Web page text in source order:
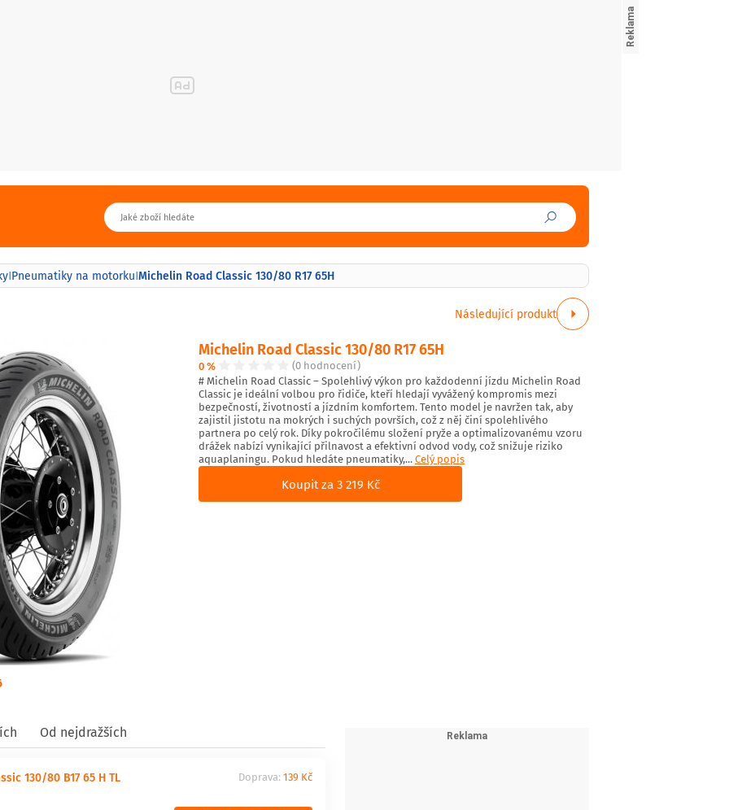
|Pneumatiky na motorku|Michelin Road Classic 130/80 R17 65H
Následující produkt
Michelin Road Classic 130/80 R17 65H
0 %
(0 hodnocení)
# Michelin Road Classic – Spolehlivý výkon pro každodenní jízdu Michelin Road
Classic je ideální volbou pro řidiče, kteří hledají vyvážený kompromis mezi
bezpečností, životností a jízdním komfortem. Tento model je navržen tak, aby
zajistil jistotu na mokrých i suchých površích, což z něj činí spolehlivého
partnera po celý rok. Díky pokročilému složení pryže a optimalizovanému vzoru
drážek nabízí vynikající přilnavost a efektivní odvod vody, což snižuje riziko
aquaplaningu. Pokud hledáte pneumatiky,...Celý popis
Koupit za 3 219 Kč
Od nejdražších
130/80 B17 65 H TL Doprava: 139 Kč